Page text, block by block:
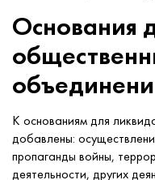
Основания
К основаниям для
добавлены:
пропаганды войны,
деятельности, других